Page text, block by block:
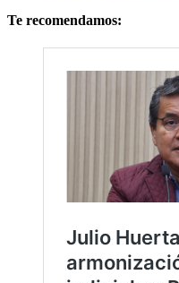
Te recomendamos: